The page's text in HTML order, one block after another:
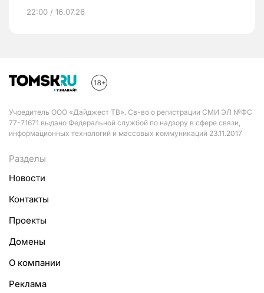
22:00 / 16.07.26
Учредитель ООО «Дайджест ТВ». Св-во о регистрации СМИ ЭЛ №ФС
77-71671 выдано Федеральной службой по надзору в сфере связи,
информационных технологий и массовых коммуникаций 23.11.2017
Разделы
Новости
Контакты
Проекты
Домены
О компании
Реклама